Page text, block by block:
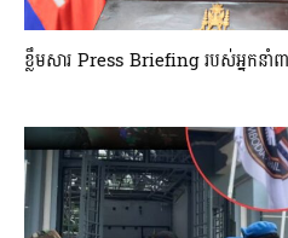
ខ្លឹមសារ Press Briefing របស់អ្នកនាំព